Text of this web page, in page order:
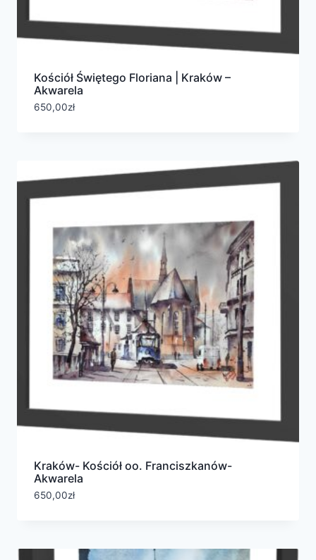
Kościół Świętego Floriana | Kraków –
Akwarela
650,00zł
Kraków- Kościół oo. Franciszkanów-
Akwarela
650,00zł